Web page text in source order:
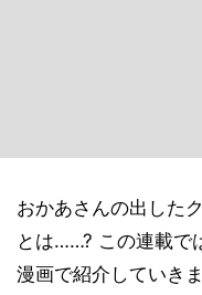
おかあさんの出した
とは……? この連載で
漫画で紹介していき